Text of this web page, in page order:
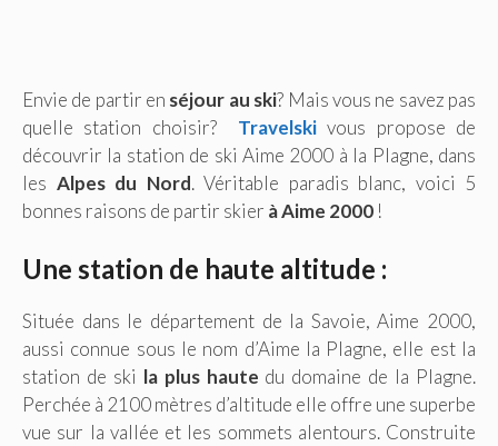
Envie de partir en séjour au ski? Mais vous ne savez pas
quelle station choisir? Travelskivous propose de
découvrir la station de ski Aime 2000 à la Plagne, dans
les Alpes du Nord. Véritable paradis blanc, voici 5
bonnes raisons de partir skier à Aime 2000 !
Une station de haute altitude :
Située dans le département de la Savoie, Aime 2000,
aussi connue sous le nom d’Aime la Plagne, elle est la
station de ski la plus haute du domaine de la Plagne.
Perchée à 2100 mètres d’altitude elle offre une superbe
vue sur la vallée et les sommets alentours. Construite